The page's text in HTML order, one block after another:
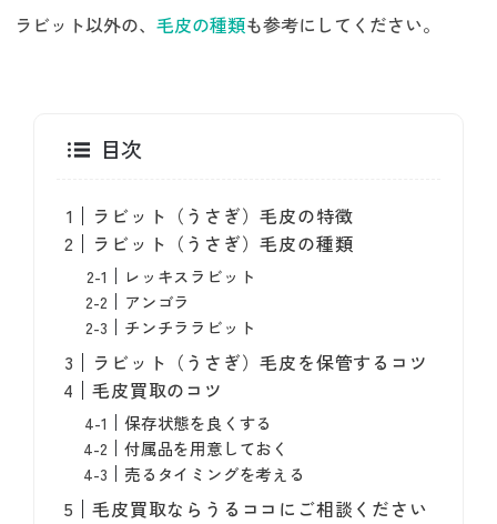
ラビット以外の、毛皮の種類も参考にしてください。
目次
ラビット（うさぎ）毛皮の特徴
ラビット（うさぎ）毛皮の種類
レッキスラビット
アンゴラ
チンチララビット
ラビット（うさぎ）毛皮を保管するコツ
毛皮買取のコツ
保存状態を良くする
付属品を用意しておく
売るタイミングを考える
毛皮買取ならうるココにご相談ください